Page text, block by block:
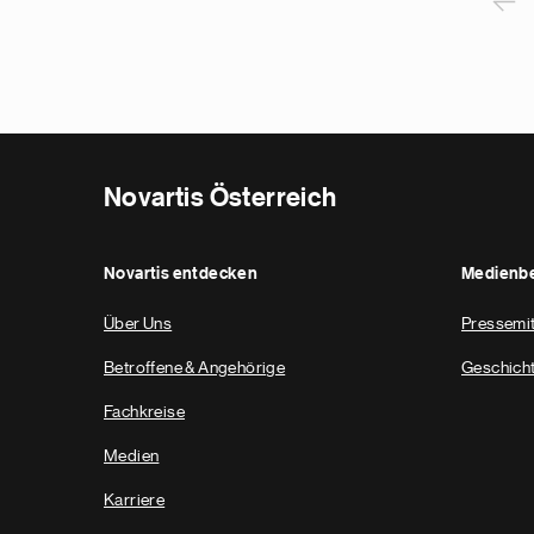
Novartis Österreich
Novartis entdecken
Über Uns
Betroffene & Angehörige
Fachkreise
Medien
Karriere